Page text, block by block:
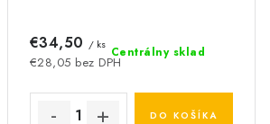
Centrálny sklad
€28,05 bez DPH
€34,50 / ks
DO KOŠÍKA